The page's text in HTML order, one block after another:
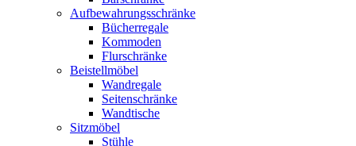
Aufbewahrungsschränke
Bücherregale
Kommoden
Flurschränke
Beistellmöbel
Wandregale
Seitenschränke
Wandtische
Sitzmöbel
Stühle